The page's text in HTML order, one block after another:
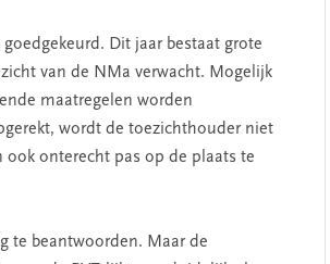
Dit jaar bestaat grote
van de NMa verwacht. Mogelijk
maatregelen worden
wordt de toezichthouder niet
onterecht pas op de plaats te
te beantwoorden. Maar de